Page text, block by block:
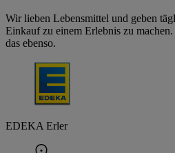
Wir lieben Lebensmittel und geben
Einkauf zu einem Erlebnis zu
das ebenso.
EDEKA Erler